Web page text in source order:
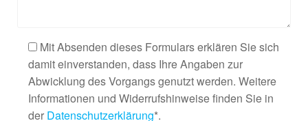
Mit Absenden dieses Formulars erklären Sie sich
damit einverstanden, dass Ihre Angaben zur
Abwicklung des Vorgangs genutzt werden. Weitere
Informationen und Widerrufshinweise finden Sie in
der Datenschutzerklärung*.